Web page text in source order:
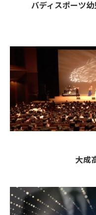
バディスポーツ
大成